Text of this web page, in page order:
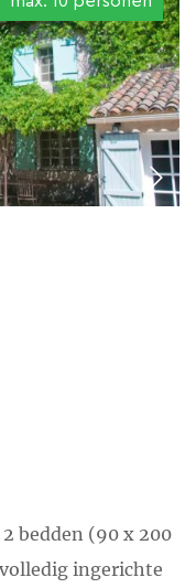
u door
en het
18 eeuwse
Geweldig!
bedden (90 x 200
ingerichte